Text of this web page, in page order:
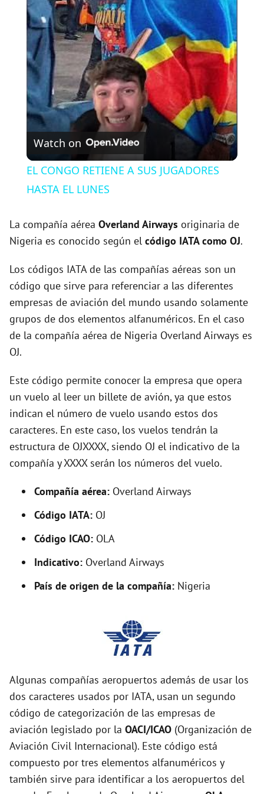
l
a
y
V
i
e
o
Watch on
EL CONGO RETIENE A SUS JUGADORES
HASTA EL LUNES
La compañía aérea Overland Airways originaria de
Nigeria es conocido según el código IATA como OJ.
Los códigos IATA de las compañías aéreas son un
código que sirve para referenciar a las diferentes
empresas de aviación del mundo usando solamente
grupos de dos elementos alfanuméricos. En el caso
de la compañía aérea de Nigeria Overland Airways es
OJ.
Este código permite conocer la empresa que opera
un vuelo al leer un billete de avión, ya que estos
indican el número de vuelo usando estos dos
caracteres. En este caso, los vuelos tendrán la
estructura de OJXXXX, siendo OJ el indicativo de la
compañía y XXXX serán los números del vuelo.
Compañía aérea: Overland Airways
Código IATA: OJ
Código ICAO: OLA
Indicativo: Overland Airways
País de origen de la compañía: Nigeria
Algunas compañías aeropuertos además de usar los
dos caracteres usados por IATA, usan un segundo
código de categorización de las empresas de
aviación legislado por la OACI/ICAO (Organización de
Aviación Civil Internacional). Este código está
compuesto por tres elementos alfanuméricos y
también sirve para identificar a los aeropuertos del